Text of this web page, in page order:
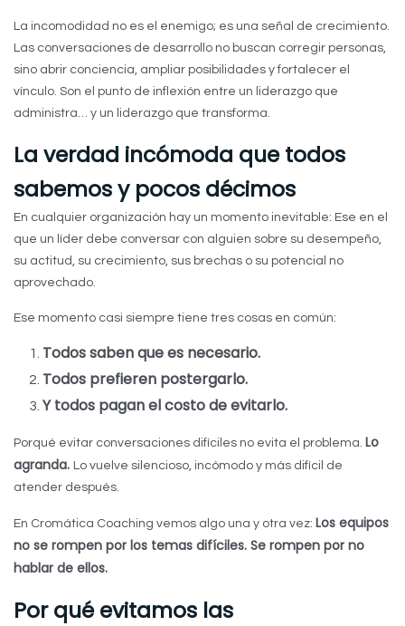
La incomodidad no es el enemigo; es una señal de crecimiento.
Las conversaciones de desarrollo no buscan corregir personas,
sino abrir conciencia, ampliar posibilidades y fortalecer el
vínculo. Son el punto de inflexión entre un liderazgo que
administra… y un liderazgo que transforma.
La verdad incómoda que todos
sabemos y pocos décimos
En cualquier organización hay un momento inevitable: Ese en el
que un líder debe conversar con alguien sobre su desempeño,
su actitud, su crecimiento, sus brechas o su potencial no
aprovechado.
Ese momento casi siempre tiene tres cosas en común:
Todos saben que es necesario.
Todos prefieren postergarlo.
Y todos pagan el costo de evitarlo.
Porqué evitar conversaciones difíciles no evita el problema. Lo
agranda. Lo vuelve silencioso, incómodo y más difícil de
atender después.
En Cromática Coaching vemos algo una y otra vez: Los equipos
no se rompen por los temas difíciles. Se rompen por no
hablar de ellos.
Por qué evitamos las